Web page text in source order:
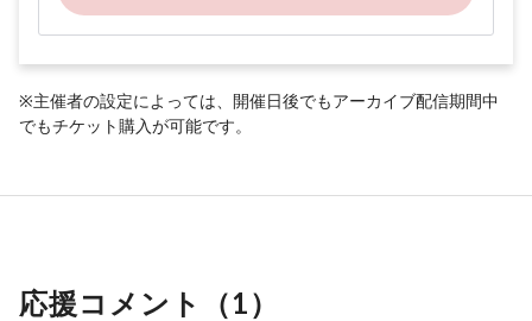
※主催者の設定によっては、開催日後でもアーカイブ配信期間中
でもチケット購入が可能です。
応援コメント（1）